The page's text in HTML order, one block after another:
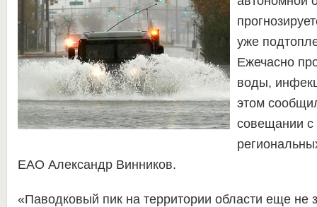
уже
Ежечасно
воды,
этом
совещании с
ЕАО Александр Винников.
«Паводковый пик на территории области еще не